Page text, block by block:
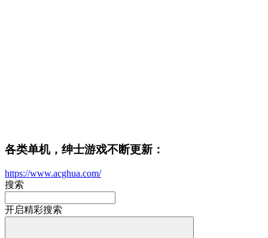
各类单机，绅士游戏不断更新：
https://www.acghua.com/
搜索
开启精彩搜索